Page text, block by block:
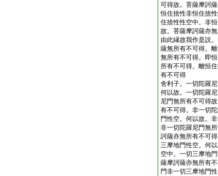
可得故。菩薩摩訶
恒住捨性非恒住捨
住捨性性空中。非
故。菩薩摩訶薩亦
由此縁故我作是説
薩無所有不可得。
無所有不可得。即
所有不可得。離恒
有不可得
舍利子。一切陀羅
何以故。一切陀羅
尼門無所有不可得
有不可得。非一切
門性空。何以故。
非一切陀羅尼門無
訶薩亦無所有不可
三摩地門性空。何
空中。一切三摩地
薩摩訶薩亦無所有
門非一切三摩地門